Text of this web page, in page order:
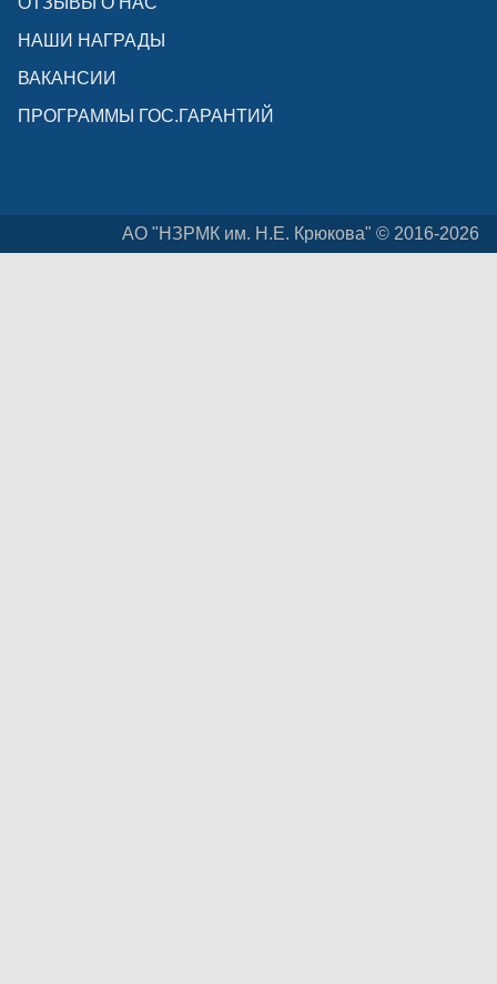
НАШИ НАГРАДЫ
ВАКАНСИИ
ПРОГРАММЫ ГОС.ГАРАНТИЙ
АО "НЗРМК им. Н.Е. Крюкова" © 2016-2026